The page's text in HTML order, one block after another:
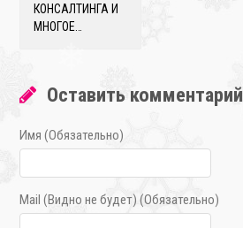
КОНСАЛТИНГА И
МНОГОЕ…
Оставить комментарий
Имя (Обязательно)
Mail (Видно не будет) (Обязательно)